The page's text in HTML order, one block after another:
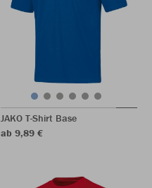
JAKO T-Shirt Base
ab 9,89 €